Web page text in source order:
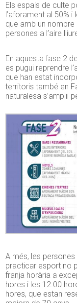
Els espais de culte
l’aforament al 50%
que amb un
persones a l’aire
En aquesta fase 2
es pugui reprendre
que han estat
territoris també en
naturalesa s’ampliï
A més, les
practicar esport no
franja horària a
hores i les 12.00
hores, que estan